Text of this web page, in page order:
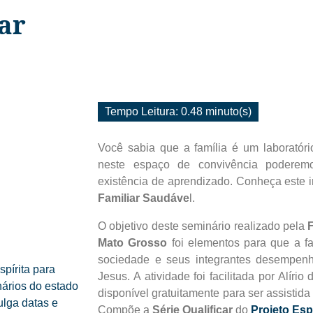
para
do estado
datas e
Tempo Leitura: 0.48 minuto(s)
Você sabia que a família é um
neste espaço de convivência
existência de aprendizado. Conheça este
Familiar Saudáve l.
O objetivo deste seminário realizado pela
Mato Grosso foi elementos para que a
sociedade e seus integrantes
Jesus. A atividade foi facilitada por Alírio
disponível gratuitamente para ser
Compõe a Série Qualificar do Projeto